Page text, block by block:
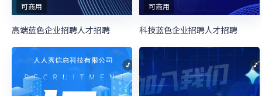
可商用
高端蓝色企业招聘人才招聘
可商用
科技蓝色企业招聘人才招聘